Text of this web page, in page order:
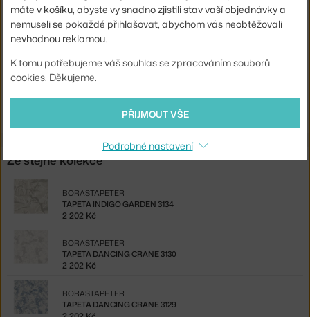
Materiál:
vliesová tapeta
Kód produktu
BOR-3127
EAN
7320094036147
Shopping from the EU? Switch to
Dancing Crane 3127
Ze stejné kolekce
TAPETA INDIGO GARDEN 3134
BORASTAPETER
2 202 Kč
TAPETA DANCING CRANE 3130
BORASTAPETER
2 202 Kč
TAPETA DANCING CRANE 3129
BORASTAPETER
máte v košíku, abyste vy snadno zjistili stav vaší objednávky a
nemuseli se pokaždé přihlašovat, abychom vás neobtěžovali
nevhodnou reklamou.
K tomu potřebujeme váš souhlas se zpracováním souborů
cookies. Děkujeme.
PŘIJMOUT VŠE
Podrobné nastavení